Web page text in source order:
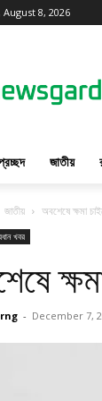
August 8, 2026
জাতীয়
জাতীয় অবশেষে ক্ষমা
খবর
- December 7,